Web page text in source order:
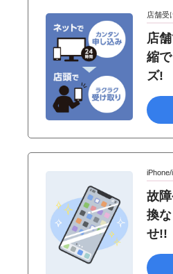
店舗受
店
縮
ズ!
故
換
せ!!